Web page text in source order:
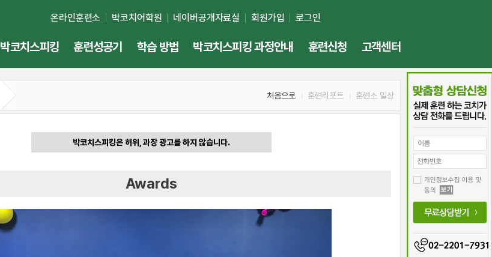
온라인훈련소 박코치어학원 네이버공개자료실 회원가입 로그인
박코치스피킹 훈련성공기 학습 방법 박코치스피킹 과정안내 훈련신청 고객센터
처음으로 훈련리포트 훈련소 일상
박코치스피킹은 허위, 과장 광고를 하지 않습니다.
Awards